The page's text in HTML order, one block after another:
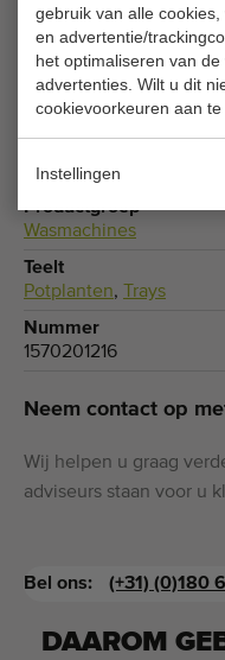
gebruik van alle
en advertentie/
het optimaliseren van
advertenties. Wilt u dit
cookievoorkeuren aan te
Instellingen
COOKIE-
Krattenwasser en
Productgroep
Wasmachines
Teelt
Potplanten, Trays
Nummer
1570201216
Neem contact op
Wij helpen u graag
adviseurs staan voor u
Bel ons: (+31) (0)180
DAAROM